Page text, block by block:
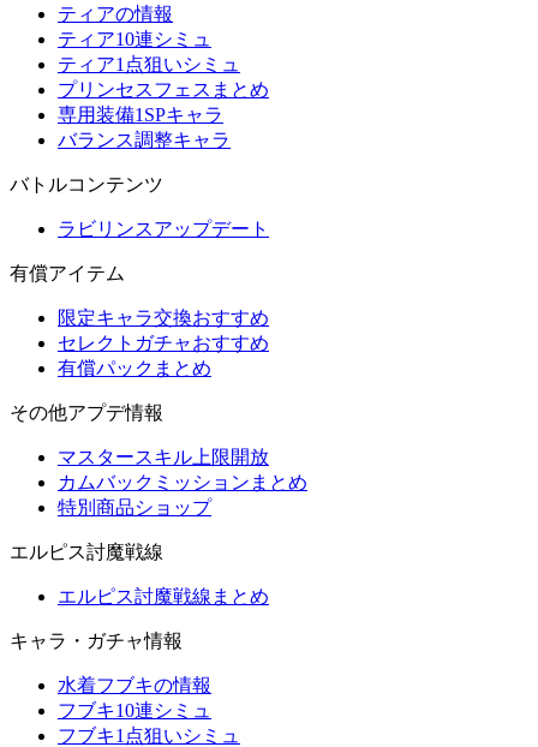
ティアの情報
ティア10連シミュ
ティア1点狙いシミュ
プリンセスフェスまとめ
専用装備1SPキャラ
バランス調整キャラ
バトルコンテンツ
ラビリンスアップデート
有償アイテム
限定キャラ交換おすすめ
セレクトガチャおすすめ
有償パックまとめ
その他アプデ情報
マスタースキル上限開放
カムバックミッションまとめ
特別商品ショップ
エルピス討魔戦線
エルピス討魔戦線まとめ
キャラ・ガチャ情報
水着フブキの情報
フブキ10連シミュ
フブキ1点狙いシミュ